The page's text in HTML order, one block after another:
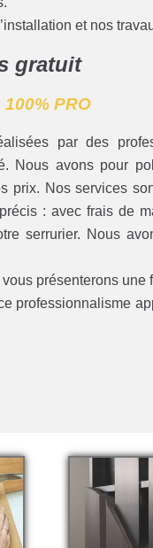
et nos
gratuit
PRO
par des
Nous avons pour
prix. Nos services
: avec frais de
serrurier. Nous
présenterons une
professionnalisme